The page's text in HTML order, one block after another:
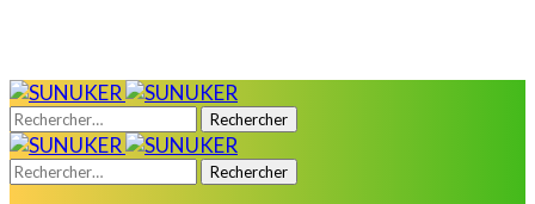
Rechercher :
Rechercher :